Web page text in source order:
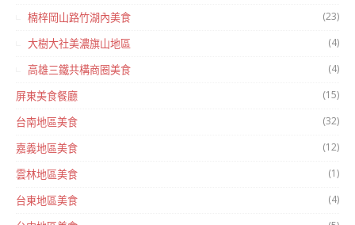
楠梓岡山路竹湖內美食 (23)
大樹大社美濃旗山地區 (4)
高雄三鐵共構商圈美食 (4)
屏東美食餐廳 (15)
台南地區美食 (32)
嘉義地區美食 (12)
雲林地區美食 (1)
台東地區美食 (4)